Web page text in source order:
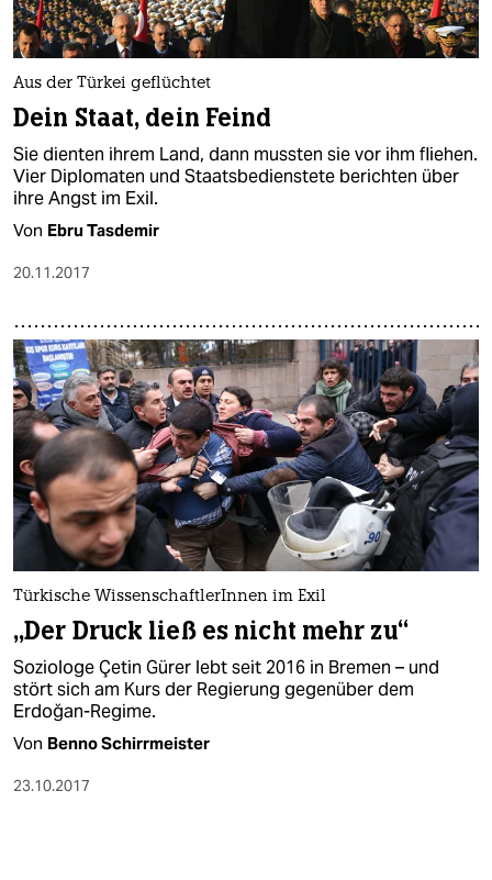
Aus der Türkei geflüchtet
Dein Staat, dein Feind
Sie dienten ihrem Land, dann mussten sie vor ihm fliehen.
Vier Diplomaten und Staatsbedienstete berichten über
ihre Angst im Exil.
Von Ebru Tasdemir
20.11.2017
Türkische WissenschaftlerInnen im Exil
„Der Druck ließ es nicht mehr zu“
Soziologe Çetin Gürer lebt seit 2016 in Bremen – und
stört sich am Kurs der Regierung gegenüber dem
Erdoğan-Regime.
Von Benno Schirrmeister
23.10.2017